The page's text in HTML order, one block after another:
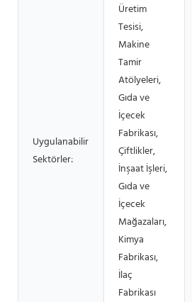
Uygulanabilir
Sektörler:
Üretim
Tesisi,
Makine
Tamir
Atölyeleri,
Gıda ve
İçecek
Fabrikası,
Çiftlikler,
İnşaat İşleri,
Gıda ve
İçecek
Mağazaları,
Kimya
Fabrikası,
İlaç
Fabrikası